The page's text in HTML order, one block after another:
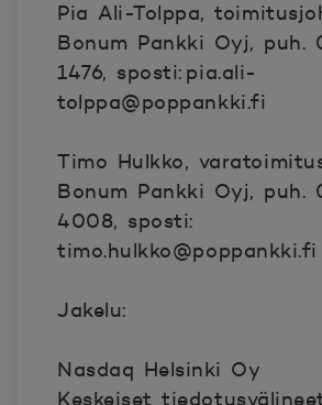
Pia Ali-Tolppa,
Bonum Pankki Oyj, puh.
1476, sposti: pia.ali-
tolppa@poppankki.fi
Timo Hulkko,
Bonum Pankki Oyj, puh.
4008, sposti:
timo.hulkko@poppankki.fi
Jakelu:
Nasdaq Helsinki Oy
Keskeiset